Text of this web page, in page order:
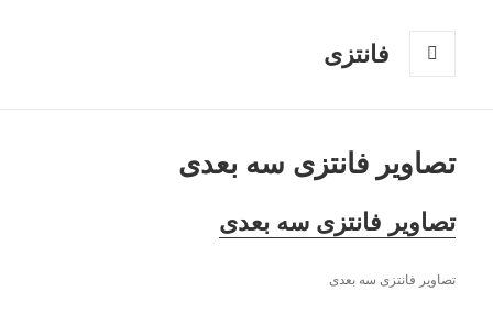
فانتزی
تصاویر فانتزی سه بعدی
تصاویر فانتزی سه بعدی
تصاویر فانتزی سه بعدی